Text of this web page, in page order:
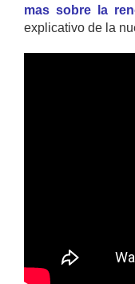
mas sobre la
explicativo de la